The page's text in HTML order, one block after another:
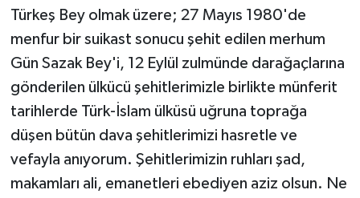
Türkeş Bey olmak üzere; 27 Mayıs 1980'de
menfur bir suikast sonucu şehit edilen merhum
Gün Sazak Bey'i, 12 Eylül zulmünde darağaçlarına
gönderilen ülkücü şehitlerimizle birlikte münferit
tarihlerde Türk-İslam ülküsü uğruna toprağa
düşen bütün dava şehitlerimizi hasretle ve
vefayla anıyorum. Şehitlerimizin ruhları şad,
makamları ali, emanetleri ebediyen aziz olsun. Ne